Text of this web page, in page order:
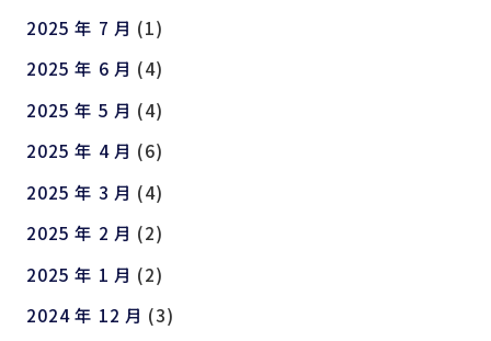
2025 年 7 月 (1)
2025 年 6 月 (4)
2025 年 5 月 (4)
2025 年 4 月 (6)
2025 年 3 月 (4)
2025 年 2 月 (2)
2025 年 1 月 (2)
2024 年 12 月 (3)